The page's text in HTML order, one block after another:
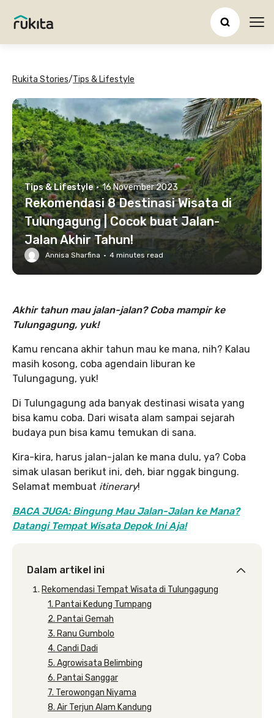
Rukita Stories/Tips & Lifestyle
Tips & Lifestyle · 16 November 2023
Rekomendasi 8 Destinasi Wisata di
Tulungagung | Cocok buat Jalan-
Jalan Akhir Tahun!
Annisa Sharfina · 4 minutes read
Akhir tahun mau jalan-jalan? Coba mampir ke
Tulungagung, yuk!
Kamu rencana akhir tahun mau ke mana, nih? Kalau
masih kosong, coba agendain liburan ke
Tulungagung, yuk!
Di Tulungagung ada banyak destinasi wisata yang
bisa kamu coba. Dari wisata alam sampai sejarah
budaya pun bisa kamu temukan di sana.
Kira-kira, harus jalan-jalan ke mana dulu, ya? Coba
simak ulasan berikut ini, deh, biar nggak bingung.
Selamat membuat itinerary!
BACA JUGA: Bingung Mau Jalan-Jalan ke Mana?
Datangi Tempat Wisata Depok Ini Aja!
Dalam artikel ini
Rekomendasi Tempat Wisata di Tulungagung
1. Pantai Kedung Tumpang
2. Pantai Gemah
3. Ranu Gumbolo
4. Candi Dadi
5. Agrowisata Belimbing
6. Pantai Sanggar
7. Terowongan Niyama
8. Air Terjun Alam Kandung